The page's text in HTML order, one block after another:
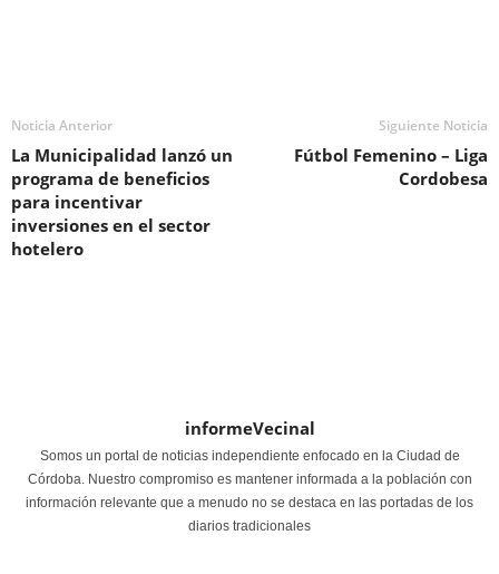
Noticia Anterior
La Municipalidad lanzó un
programa de beneficios
para incentivar
inversiones en el sector
hotelero
Siguiente Noticia
Fútbol Femenino – Liga
Cordobesa
informeVecinal
Somos un portal de noticias independiente enfocado en la Ciudad de
Córdoba. Nuestro compromiso es mantener informada a la población con
información relevante que a menudo no se destaca en las portadas de los
diarios tradicionales